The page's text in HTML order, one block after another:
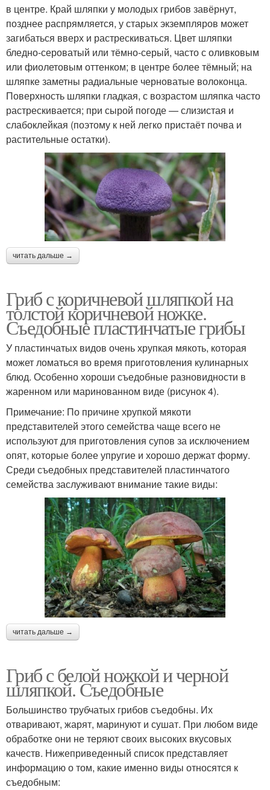
в центре. Край шляпки у молодых грибов завёрнут,
позднее распрямляется, у старых экземпляров может
загибаться вверх и растрескиваться. Цвет шляпки
бледно-сероватый или тёмно-серый, часто с оливковым
или фиолетовым оттенком; в центре более тёмный; на
шляпке заметны радиальные черноватые волоконца.
Поверхность шляпки гладкая, с возрастом шляпка часто
растрескивается; при сырой погоде — слизистая и
слабоклейкая (поэтому к ней легко пристаёт почва и
растительные остатки).
читать дальше →
Гриб с коричневой шляпкой на
толстой коричневой ножке.
Съедобные пластинчатые грибы
У пластинчатых видов очень хрупкая мякоть, которая
может ломаться во время приготовления кулинарных
блюд. Особенно хороши съедобные разновидности в
жаренном или маринованном виде (рисунок 4).
Примечание: По причине хрупкой мякоти
представителей этого семейства чаще всего не
используют для приготовления супов за исключением
опят, которые более упругие и хорошо держат форму.
Среди съедобных представителей пластинчатого
семейства заслуживают внимание такие виды:
читать дальше →
Гриб с белой ножкой и черной
шляпкой. Съедобные
Большинство трубчатых грибов съедобны. Их
отваривают, жарят, маринуют и сушат. При любом виде
обработке они не теряют своих высоких вкусовых
качеств. Нижеприведенный список представляет
информацию о том, какие именно виды относятся к
съедобным: